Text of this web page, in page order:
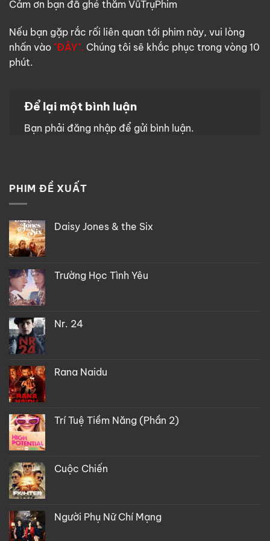
Cảm ơn bạn đã ghé thăm VũTrụPhim
Nếu bạn gặp rắc rối liên quan tới phim này, vui lòng
nhấn vào "ĐÂY". Chúng tôi sẽ khắc phục trong vòng 10
phút.
Để lại một bình luận
Bạn phải đăng nhập để gửi bình luận.
PHIM ĐỀ XUẤT
Daisy Jones & the Six
Trường Học Tình Yêu
Nr. 24
Rana Naidu
Trí Tuệ Tiềm Năng (Phần 2)
Cuộc Chiến
Người Phụ Nữ Chí Mạng